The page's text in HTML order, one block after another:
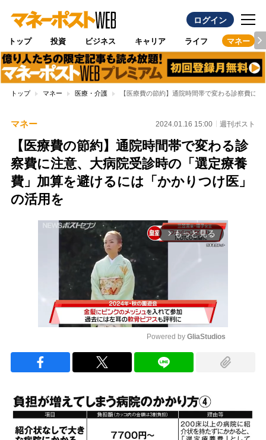
ログイン
トップ 投資 ビジネス キャリア ライフ マネー
トップ マネー 医療・介護 【医療費の節約】通院時間帯で変わる診察費に
マネー 2024.01.16 15:00 週刊ポスト
【医療費の節約】通院時間帯で変わる診
察費に注意、大病院受診時の「選定療養
費」加算を避けるには「かかりつけ医」
の活用を
arrow_forward_ios もっと見る
Powered by GliaStudios